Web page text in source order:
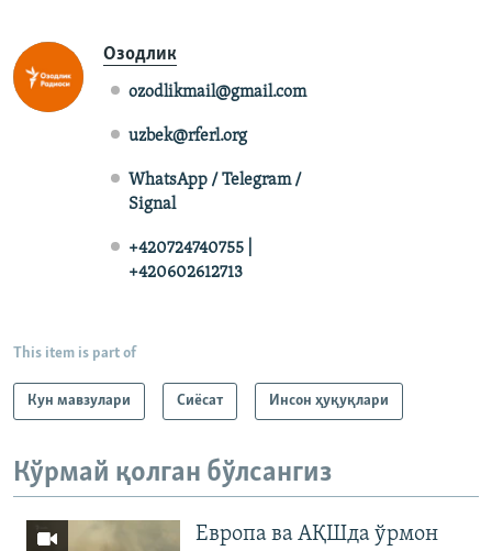
Озодлик
ozodlikmail@gmail.com
uzbek@rferl.org
WhatsApp / Telegram /
Signal
+420724740755 |
+420602612713
This item is part of
Кун мавзулари Сиёсат Инсон ҳуқуқлари
Кўрмай қолган бўлсангиз
Европа ва АҚШда ўрмон